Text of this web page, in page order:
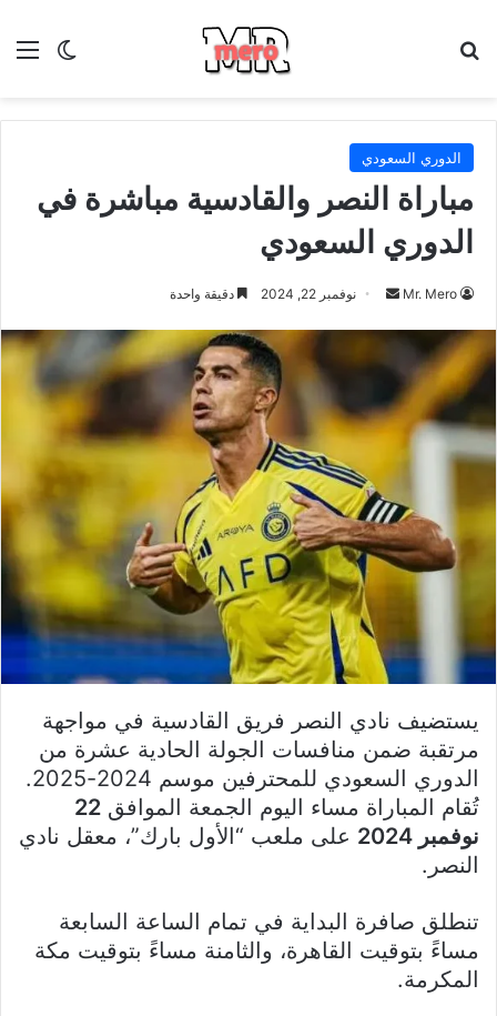
الوضع
الدوري السعودي
مباراة النصر والقادسية مباشرة في
الدوري السعودي
Mr. Mero
أرسل نوفمبر 22, 2024 دقيقة واحدة
يستضيف نادي النصر فريق القادسية في مواجهة
مرتقبة ضمن منافسات الجولة الحادية عشرة من
الدوري السعودي للمحترفين موسم 2024-2025.
تُقام المباراة مساء اليوم الجمعة الموافق 22
نوفمبر 2024
على ملعب “الأول بارك”، معقل نادي
النصر.
تنطلق صافرة البداية في تمام الساعة السابعة
مساءً بتوقيت القاهرة، والثامنة مساءً بتوقيت مكة
المكرمة.